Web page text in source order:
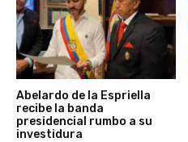
Abelardo de la Espriella
recibe la banda
presidencial rumbo a su
investidura